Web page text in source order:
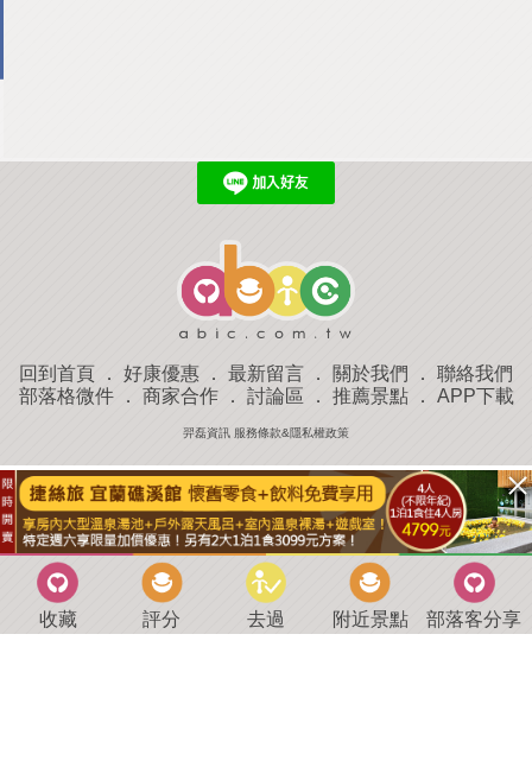
回到首頁 ． 好康優惠 ． 最新留言 ． 關於我們 ． 聯絡我們
部落格微件． 商家合作． 討論區 ． 推薦景點． APP下載
羿磊資訊 服務條款&隱私權政策
收藏 評分 去過 附近景點 部落客分享